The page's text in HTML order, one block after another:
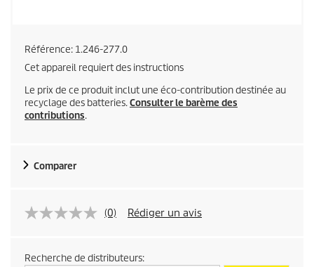
Référence: 1.246-277.0
Cet appareil requiert des instructions
Le prix de ce produit inclut une éco-contribution destinée au
recyclage des batteries.Consulter le barème des
contributions.
Comparer
(0) Rédiger un avis
Recherche de distributeurs: